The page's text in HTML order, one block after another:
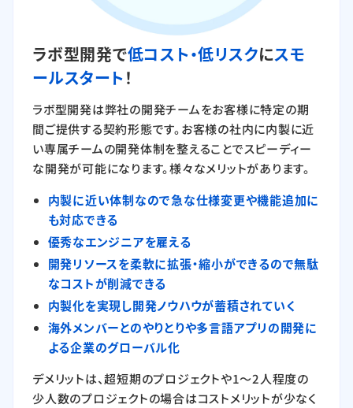
ラボ型開発で低コスト・低リスクにスモ
ールスタート！
ラボ型開発は弊社の開発チームをお客様に特定の期
間ご提供する契約形態です。お客様の社内に内製に近
い専属チームの開発体制を整えることでスピーディー
な開発が可能になります。様々なメリットがあります。
内製に近い体制なので急な仕様変更や機能追加に
も対応できる
優秀なエンジニアを雇える
開発リソースを柔軟に拡張・縮小ができるので無駄
なコストが削減できる
内製化を実現し開発ノウハウが蓄積されていく
海外メンバーとのやりとりや多言語アプリの開発に
よる企業のグローバル化
デメリットは、超短期のプロジェクトや1〜2人程度の
少人数のプロジェクトの場合はコストメリットが少なく